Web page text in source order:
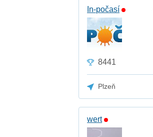
In-počasí
8441
Plzeň
wert